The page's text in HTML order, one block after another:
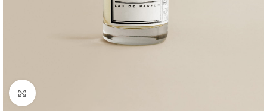
Mărește poza